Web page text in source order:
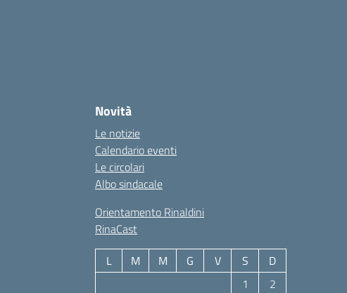
Novità
Le notizie
Calendario eventi
Le circolari
Albo sindacale
Orientamento Rinaldini
RinaCast
L M M G V S
D
1
2